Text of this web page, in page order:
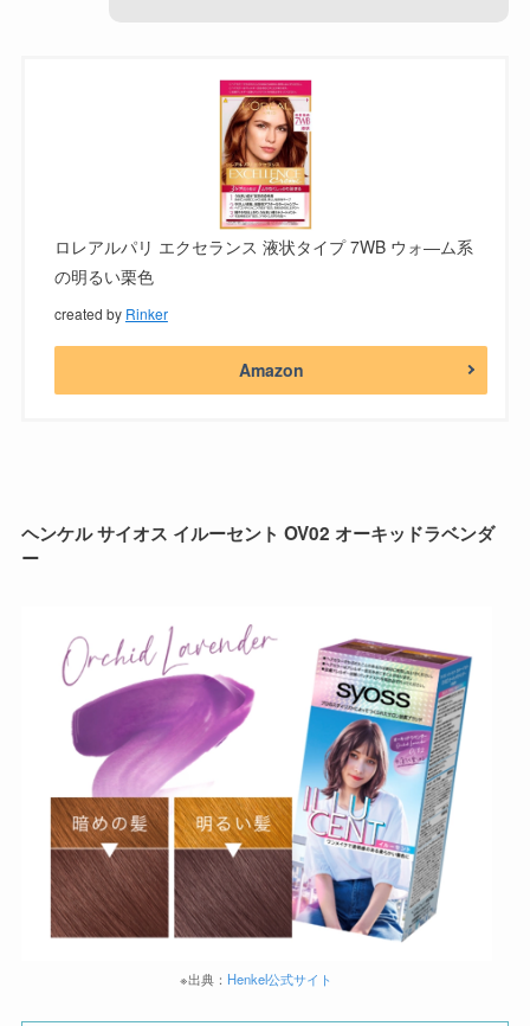
ロレアルパリ エクセランス 液状タイプ 7WB ウォ―ム系
の明るい栗色
created by Rinker
Amazon
ヘンケル サイオス イルーセント OV02 オーキッドラベンダ
ー
※出典： Henkel公式サイト